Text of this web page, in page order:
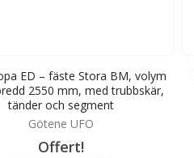
ED – fäste Stora BM, volym
2550 mm, med trubbskär,
tänder och segment
Götene UFO
Offert!